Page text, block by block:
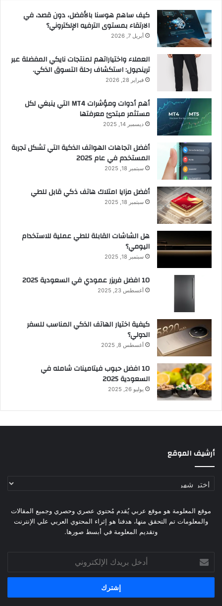
كيف ساهم هوسنا بالأفضل، دون قصد، في
الارتقاء بمستوى الترفيه الإلكتروني؟
أبريل 7, 2026
العملاء واختياراتهم لمنتجات نايكي المفضلة عبر
ترينديول: استكشاف رحلة التسوق الذكي.
فبراير 28, 2026
أهم أدوات ومؤشرات MT4 التي ينبغي لكل
مستثمر مبتدئ معرفتها
ديسمبر 14, 2025
أفضل اتجاهات الهواتف الذكية التي تشكل تجربة
المستخدم في عام 2025
سبتمبر 18, 2025
أفضل مزايا امتلاك هاتف ذكي قابل للطي
سبتمبر 18, 2025
هل الشاشات القابلة للطي عملية للاستخدام
اليومي؟
سبتمبر 18, 2025
10 افضل فريزر عمودي​ في السعودية​ 2025
أغسطس 23, 2025
كيفية اختيار الهاتف الذكي المناسب للسفر
الدولي؟
أغسطس 8, 2025
10 افضل حبوب فيتامينات شامله​ في
السعودية 2025
يوليو 26, 2025
أرشيف الموقع
أرشيف
الموقع
موقع المعلومة هو موقع عربي يُقدم مُحتوي عصري وحصري وجميع المقالات
والمعلومات تم التحقق منها، هدفنا هو إثراء المحتوي العربي علي الإنترنت
وتقديم المعلومة في أبسط صورها.
بريدك
الإلكتروني